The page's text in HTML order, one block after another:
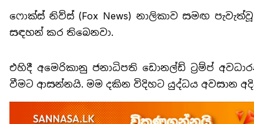
ෆොක්ස් නිව්ස් (Fox News) නාලිකාව සමඟ
සඳහන් කර තිබෙනවා.
එහිදී අමෙරිකානු ජනාධිපති ඩොනල්ඩ් ට්‍රම්ප්
වීමට ආසන්නයි. මම දකින විදිහට යුද්ධය අවසාන